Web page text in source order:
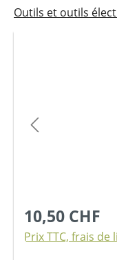
Outils et outils
10,50 CHF
Prix TTC, frais de